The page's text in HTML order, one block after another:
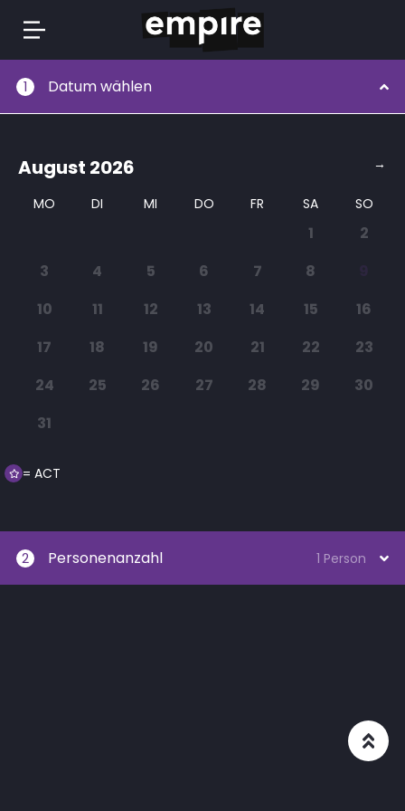
zum1 Datum wählen
→
August 2026
MO DI MI DO FR SA SO
1
2
3
4 5 6 7 8
10
11 12 13 14 15
16
17
18 19 20 21 22
23
24
25 26 27 28 29
30
31
= ACT
2 Personenanzahl 1 Person